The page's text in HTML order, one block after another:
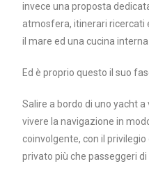
invece una proposta
atmosfera, itinerari ricercati
il mare ed una cucina
Ed è proprio questo il suo
Salire a bordo di uno yacht
vivere la navigazione in
coinvolgente, con il
privato più che passeggeri di